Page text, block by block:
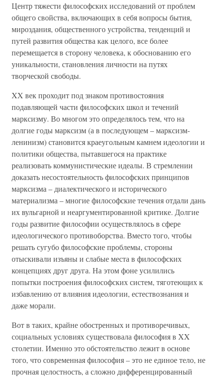
Центр тяжести философских исследований от проблем
общего свойства, включающих в себя вопросы бытия,
мироздания, общественного устройства, тенденций и
путей развития общества как целого, все более
перемещается в сторону человека, к обоснованию его
уникальности, становления личности на путях
творческой свободы.
XX век проходит под знаком противостояния
подавляющей части философских школ и течений
марксизму. Во многом это определялось тем, что на
долгие годы марксизм (а в последующем – марксизм-
ленинизм) становится краеугольным камнем идеологии и
политики общества, пытавшегося на практике
реализовать коммунистические идеалы. В стремлении
доказать несостоятельность философских принципов
марксизма – диалектического и исторического
материализма – многие философские течения отдали дань
их вульгарной и неаргументированной критике. Долгие
годы развитие философии осуществлялось в сфере
идеологического противоборства. Вместо того, чтобы
решать сугубо философские проблемы, стороны
отыскивали изъяны и слабые места в философских
концепциях друг друга. На этом фоне усилились
попытки построения философских систем, тяготеющих к
избавлению от влияния идеологии, естествознания и
даже морали.
Вот в таких, крайне обостренных и противоречивых,
социальных условиях существовала философия в XX
столетии. Именно это обстоятельство лежит в основе
того, что современная философия – это не единое тело, не
прочная целостность, а сложно дифференцированный